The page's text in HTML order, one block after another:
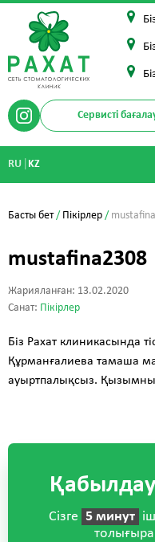
Сервисті
RU KZ
Басты бет/ Пікірлер /
mustafina2308
Жарияланған: 13.02.2020
Санат: Пікірлер
Біз Рахат клиникасында
Құрманғалиева тамаша
ауыртпалықсыз.
Сізге 5 минут